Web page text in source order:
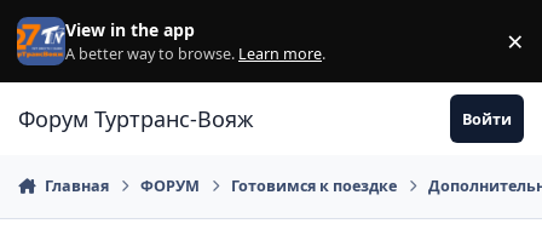
Перейти к содержанию
View in the app
A better way to browse. Learn more. ×
Форум Туртранс-Вояж Войти
Главная ФОРУМ Готовимся к поездке